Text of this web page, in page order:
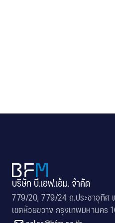
บริษัท บี.เอฟ.เอ็ม. จำกัด
779/20, 779/24 ถ.ประชาอุทิศ
เขตห้วยขวาง กรุงเทพมหานคร